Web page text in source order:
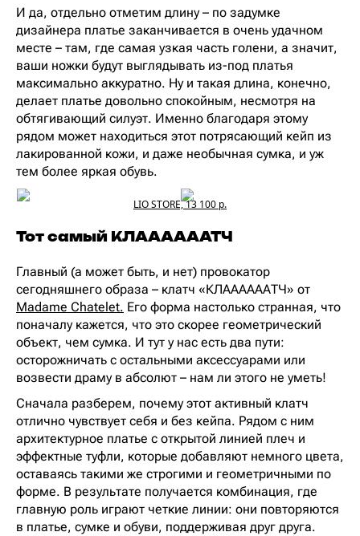
И да, отдельно отметим длину – по задумке
дизайнера платье заканчивается в очень удачном
месте – там, где самая узкая часть голени, а значит,
ваши ножки будут выглядывать из-под платья
максимально аккуратно. Ну и такая длина, конечно,
делает платье довольно спокойным, несмотря на
обтягивающий силуэт. Именно благодаря этому
рядом может находиться этот потрясающий кейп из
лакированной кожи, и даже необычная сумка, и уж
тем более яркая обувь.
LIO STORE, 13 100 р.
Тот самый КЛААААААТЧ
Главный (а может быть, и нет) провокатор
сегодняшнего образа – клатч «КЛААААААТЧ» от
Madame Chatelet. Его форма настолько странная, что
поначалу кажется, что это скорее геометрический
объект, чем сумка. И тут у нас есть два пути:
осторожничать с остальными аксессуарами или
возвести драму в абсолют – нам ли этого не уметь!
Сначала разберем, почему этот активный клатч
отлично чувствует себя и без кейпа. Рядом с ним
архитектурное платье с открытой линией плеч и
эффектные туфли, которые добавляют немного цвета,
оставаясь такими же строгими и геометричными по
форме. В результате получается комбинация, где
главную роль играют четкие линии: они повторяются
в платье, сумке и обуви, поддерживая друг друга.